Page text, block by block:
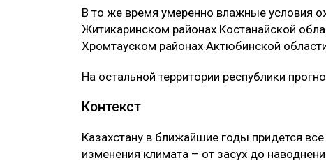
‎В то же время умеренно влажные условия
Житикаринском районах Костанайской
Хромтауском районах Актюбинской
‎На остальной территории республики
‎Контекст
‎Казахстану в ближайшие годы придется
изменения климата – от засух до